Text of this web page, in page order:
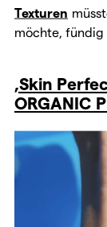
Texturen
möchte, fündig
‚Skin
ORGANIC